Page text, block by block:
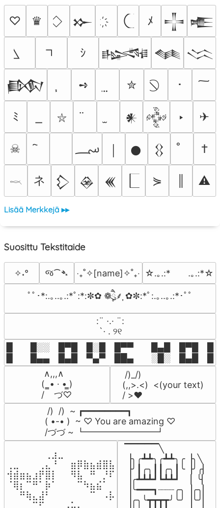
♡ ♛ 𒁍 ﾒ 𒋲 𒍫
ｼ 𒈙 𒈝 𒈱
𒁃 ➺ ✮ ･
ﾐ ⛥ 𒀭 𒅒 ‣ ✈
☠ ؄ 𒊹 𒌐 †
𓎖 ネ 𒁷 𒊲 𒌍 ⋟ ⚠
Lisää Merkkejä ▸▸
Suosittu Tekstitaide
✧˖° જ⁀➴ ‎‧₊˚✧[name]✧˚₊‧ ☆.｡.:*　　.｡.:*☆
ﾟﾟ･*:.｡..｡.:*ﾟ:*:✼✿ ❁ཻུ۪۪⸙͎ ✿✼:*ﾟ:.｡..｡.:*･ﾟﾟ
⠀:¨ ·.· ¨:⠀
⠀ `· . ୨୧⠀
█  █░░ █▀█ █░█ █▀▀  █▄█ █▀█
█  █▄▄ █▄█ ▀▄▀ ██▄  ░█░ █▄█
∧,,,∧
(  ̳• · • ̳)
/    づ♡
/)_/)
(,,>.<)  <(your text)
/ >❤️
/)  /)  ~ ┏━━━━━━━━┓
( •-• )  ~ ♡ You are amazing ♡
/づづ ~ ┗━━━━━━━━┛
⠀⠀⠀⠀⠀⠀⢀⣰⣀⠀⠀⠀⠀⠀⠀⠀⠀
⢀⣀⠀⠀⠀⢀⣄⠘⠀⠀⣶⡿⣷⣦⣾⣿⣧
⢺⣾⣶⣦⣰⡟⣿⡇⠀⠀⠻⣧⠀⠛⠀⡘⠏
⠈⢿⡆⠉⠛⠁⡷⠁⠀⠀⠀⠉⠳⣦⣮⠁⠀
⠀⠀⠛⢷⣄⣼⠃⠀⠀⠀⠀⠀⠀⠉⠀⠠⡧
⠀⠀⠀⠀⠉⠋⠀⠀⠀⠠⡥⠄⠀⠀⠀⠀⠀
▔▔▔▔▔╲
▕╮╭┻┻╮╭┻┻╮╭▕╮╲
▕╯┃╭╮┃┃╭╮┃╰▕╯╭▏
▕╭┻┻┻┛┗┻┻┛  ▕  ╰▏
▕╰━━━┓┈┈┈╭╮▕╭╮▏
▕╭╮╰┳┳┳┳╯╰╯▕╰╯▏